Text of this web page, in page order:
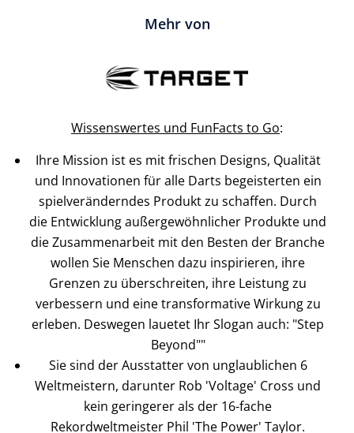
Mehr von
Wissenswertes und FunFacts to Go:
Ihre Mission ist es mit frischen Designs, Qualität
und Innovationen für alle Darts begeisterten ein
spielveränderndes Produkt zu schaffen. Durch
die Entwicklung außergewöhnlicher Produkte und
die Zusammenarbeit mit den Besten der Branche
wollen Sie Menschen dazu inspirieren, ihre
Grenzen zu überschreiten, ihre Leistung zu
verbessern und eine transformative Wirkung zu
erleben. Deswegen lauetet Ihr Slogan auch: "Step
Beyond""
Sie sind der Ausstatter von unglaublichen 6
Weltmeistern, darunter Rob 'Voltage' Cross und
kein geringerer als der 16-fache
Rekordweltmeister Phil 'The Power' Taylor.